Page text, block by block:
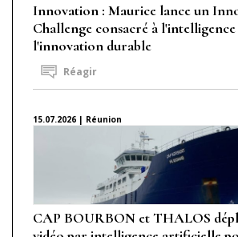
Innovation : Maurice lance un
Challenge consacré à
l'innovation durable
Réagir
15.07.2026 | Réunion
CAP BOURBON et THALOS